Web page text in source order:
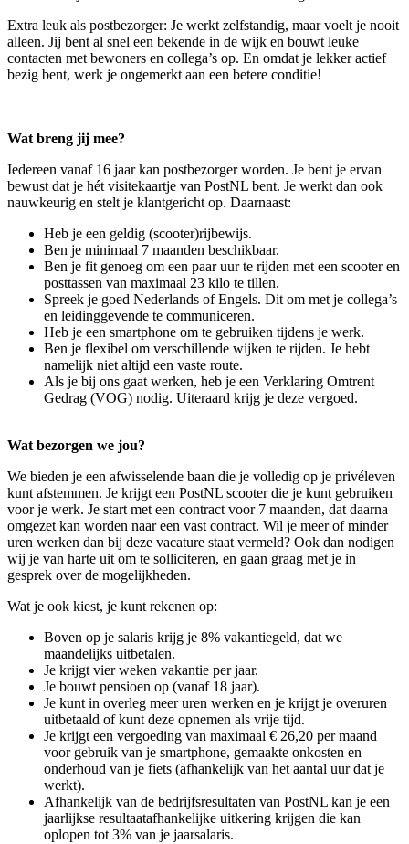
Extra leuk als postbezorger: Je werkt zelfstandig, maar voelt je nooit
alleen. Jij bent al snel een bekende in de wijk en bouwt leuke
contacten met bewoners en collega’s op. En omdat je lekker actief
bezig bent, werk je ongemerkt aan een betere conditie!
Wat breng jij mee?
Iedereen vanaf 16 jaar kan postbezorger worden. Je bent je ervan
bewust dat je hét visitekaartje van PostNL bent. Je werkt dan ook
nauwkeurig en stelt je klantgericht op. Daarnaast:
Heb je een geldig (scooter)rijbewijs.
Ben je minimaal 7 maanden beschikbaar.
Ben je fit genoeg om een paar uur te rijden met een scooter en
posttassen van maximaal 23 kilo te tillen.
Spreek je goed Nederlands of Engels. Dit om met je collega’s
en leidinggevende te communiceren.
Heb je een smartphone om te gebruiken tijdens je werk.
Ben je flexibel om verschillende wijken te rijden. Je hebt
namelijk niet altijd een vaste route.
Als je bij ons gaat werken, heb je een Verklaring Omtrent
Gedrag (VOG) nodig. Uiteraard krijg je deze vergoed.
Wat bezorgen we jou?
We bieden je een afwisselende baan die je volledig op je privéleven
kunt afstemmen. Je krijgt een PostNL scooter die je kunt gebruiken
voor je werk. Je start met een contract voor 7 maanden, dat daarna
omgezet kan worden naar een vast contract. Wil je meer of minder
uren werken dan bij deze vacature staat vermeld? Ook dan nodigen
wij je van harte uit om te solliciteren, en gaan graag met je in
gesprek over de mogelijkheden.
Wat je ook kiest, je kunt rekenen op:
Boven op je salaris krijg je 8% vakantiegeld, dat we
maandelijks uitbetalen.
Je krijgt vier weken vakantie per jaar.
Je bouwt pensioen op (vanaf 18 jaar).
Je kunt in overleg meer uren werken en je krijgt je overuren
uitbetaald of kunt deze opnemen als vrije tijd.
Je krijgt een vergoeding van maximaal € 26,20 per maand
voor gebruik van je smartphone, gemaakte onkosten en
onderhoud van je fiets (afhankelijk van het aantal uur dat je
werkt).
Afhankelijk van de bedrijfsresultaten van PostNL kan je een
jaarlijkse resultaatafhankelijke uitkering krijgen die kan
oplopen tot 3% van je jaarsalaris.